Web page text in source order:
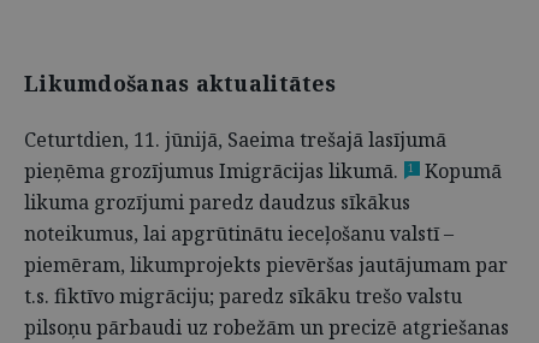
Likumdošanas aktualitātes
Ceturtdien, 11. jūnijā, Saeima trešajā lasījumā
pieņēma grozījumus Imigrācijas likumā.
1
Kopumā
likuma grozījumi paredz daudzus sīkākus
noteikumus, lai apgrūtinātu ieceļošanu valstī –
piemēram, likumprojekts pievēršas jautājumam par
t.s. fiktīvo migrāciju; paredz sīkāku trešo valstu
pilsoņu pārbaudi uz robežām un precizē atgriešanas